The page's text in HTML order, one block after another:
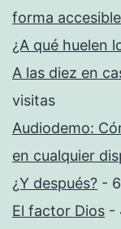
forma accesible
¿A qué huelen
A las diez en
visitas
Audiodemo:
en cualquier
¿Y después? -
El factor Dios -